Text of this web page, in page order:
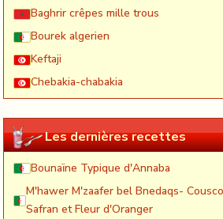
Baghrir crêpes mille trous
Bourek algerien
Keftaji
Chebakia-chabakia
Les dernières recettes
Bounaïne Typique d'Annaba
M'hawer M'zaafer bel Bnedaqs-
Safran et Fleur d'Oranger